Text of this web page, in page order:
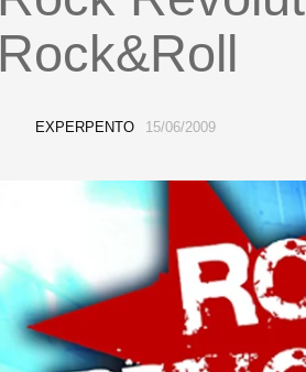
Rock&Roll
EXPERPENTO 15/06/2009